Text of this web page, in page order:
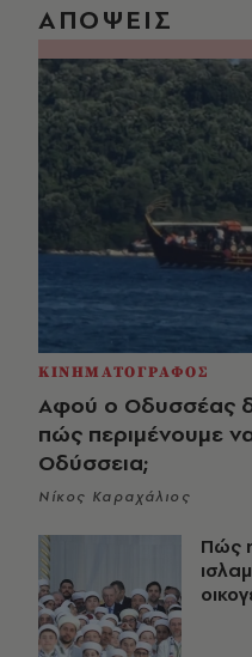
ΑΠΟΨΕΙΣ
ΚΙΝΗΜΑΤΟΓΡΑΦΟΣ
Αφού ο Οδυσσέας
πώς περιμένουμε να
Οδύσσεια;
Νίκος Καραχάλιος
Πώς